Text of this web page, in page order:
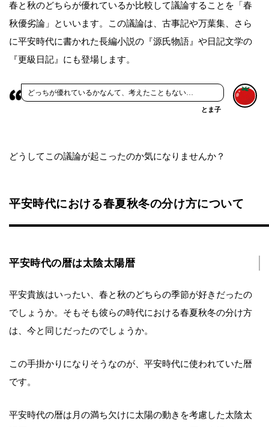
春と秋のどちらが優れているか比較して議論することを「春
秋優劣論」といいます。この議論は、古事記や万葉集、さら
に平安時代に書かれた長編小説の『源氏物語』や日記文学の
『更級日記』にも登場します。
どっちが優れているかなんて、考えたこともない…
とま子
どうしてこの議論が起こったのか気になりませんか？
平安時代における春夏秋冬の分け方について
平安時代の暦は太陰太陽暦
平安貴族はいったい、春と秋のどちらの季節が好きだったの
でしょうか。そもそも彼らの時代における春夏秋冬の分け方
は、今と同じだったのでしょうか。
この手掛かりになりそうなのが、平安時代に使われていた暦
です。
平安時代の暦は月の満ち欠けに太陽の動きを考慮した太陰太